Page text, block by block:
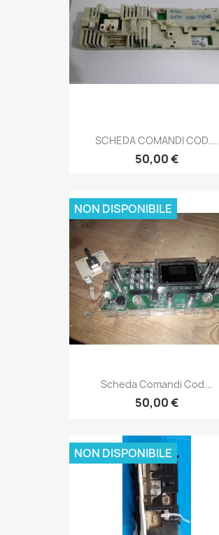
SCHEDA COMANDI COD....
50,00 €
Scheda Comandi Cod...
50,00 €
NON DISPONIBILE
NON DISPONIBILE